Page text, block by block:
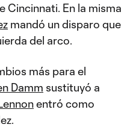
Cincinnati. En la misma
mandó un disparo que
del arco.
más para el
Damm sustituyó a
entró como